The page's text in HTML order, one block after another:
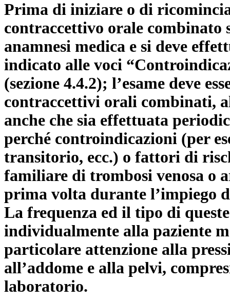
Prima di iniziare o di
contraccettivo orale combinato
anamnesi medica e si deve
indicato alle voci
(sezione 4.4.2); l’esame deve
contraccettivi orali combinati,
anche che sia effettuata
perché controindicazioni (per
transitorio, ecc.) o fattori di
familiare di trombosi venosa o
prima volta durante l’impiego
La frequenza ed il tipo di
individualmente alla paziente
particolare attenzione alla
all’addome e alla pelvi,
laboratorio.